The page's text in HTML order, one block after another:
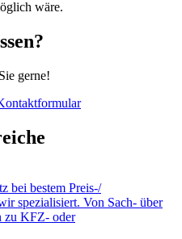
wäre.
gerne!
bei bestem Preis-/
spezialisiert. Von Sach- über
zu KFZ- oder